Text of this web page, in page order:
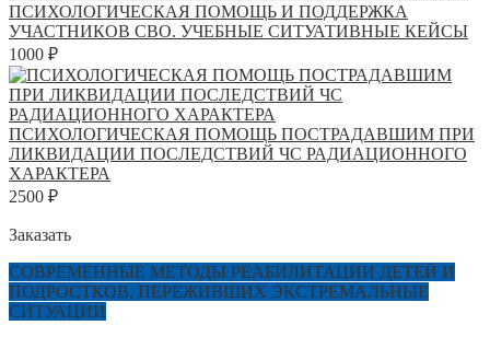
ПСИХОЛОГИЧЕСКАЯ ПОМОЩЬ И ПОДДЕРЖКА
УЧАСТНИКОВ СВО. УЧЕБНЫЕ СИТУАТИВНЫЕ КЕЙСЫ
1000 ₽
ПСИХОЛОГИЧЕСКАЯ ПОМОЩЬ ПОСТРАДАВШИМ ПРИ
ЛИКВИДАЦИИ ПОСЛЕДСТВИЙ ЧС РАДИАЦИОННОГО
ХАРАКТЕРА
2500 ₽
Заказать
СОВРЕМЕННЫЕ МЕТОДЫ РЕАБИЛИТАЦИИ ДЕТЕЙ И
ПОДРОСТКОВ, ПЕРЕЖИВШИХ ЭКСТРЕМАЛЬНЫЕ
СИТУАЦИИ